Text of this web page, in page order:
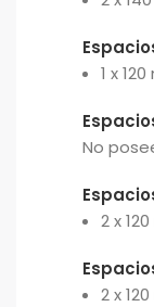
1 x
No
2 x
2 x